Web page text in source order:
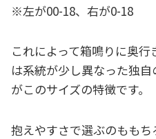
※左が00-18、右が0-18
これによって箱鳴りに奥
は系統が少し異なった独
がこのサイズの特徴です。
抱えやすさで選ぶのもも